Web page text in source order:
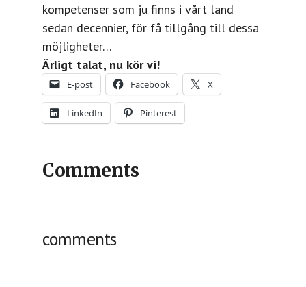
kompetenser som ju finns i vårt land
sedan decennier, för få tillgång till dessa
möjligheter…
Ärligt talat, nu kör vi!
E-post Facebook X
LinkedIn Pinterest
Comments
comments